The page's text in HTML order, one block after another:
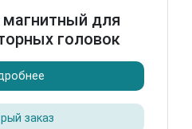
магнитный для
головок
заказ